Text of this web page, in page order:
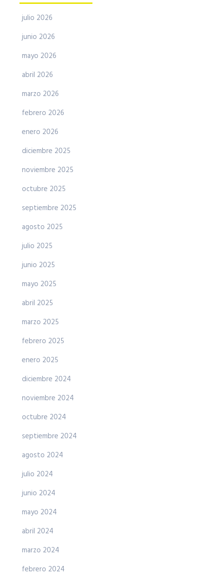
julio 2026
junio 2026
mayo 2026
abril 2026
marzo 2026
febrero 2026
enero 2026
diciembre 2025
noviembre 2025
octubre 2025
septiembre 2025
agosto 2025
julio 2025
junio 2025
mayo 2025
abril 2025
marzo 2025
febrero 2025
enero 2025
diciembre 2024
noviembre 2024
octubre 2024
septiembre 2024
agosto 2024
julio 2024
junio 2024
mayo 2024
abril 2024
marzo 2024
febrero 2024